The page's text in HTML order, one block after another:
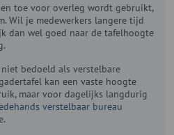
toe voor overleg wordt gebruikt,
Wil je medewerkers langere tijd
dan wel goed naar de tafelhoogte
bedoeld als verstelbare
kan een vaste hoogte
maar voor dagelijks langdurig
verstelbaar bureau